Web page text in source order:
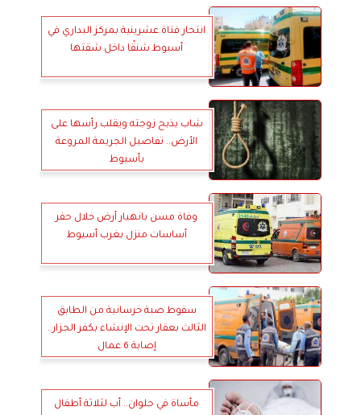
انتحار فتاة عشرينية بمركز البداري في
أسيوط شنقًا داخل شقتها
شاب يذبح زوجته ويقلب رأسها على
الأرض.. تفاصيل الجريمة المروعة
بأسيوط
وفاة مسن بانهيار أرض خلال حفر
أساسات منزل بغرب أسيوط
سقوط صبة خرسانية من الطابق
الثالث بعقار تحت الإنشاء بكفر الجزار..
إصابة 6 عمال
مأساة في حلوان.. أب لثلاثة أطفال